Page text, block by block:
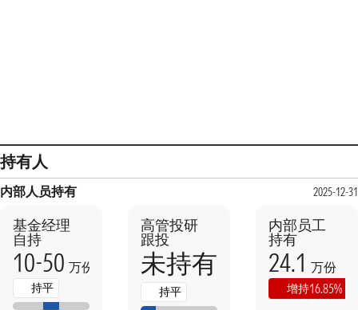
持有人
内部人员持有 2025-12-31
基金经理
自持
10-50 万份
持平
高管投研
跟投
未持有
持平
内部员工
持有
24.1 万份
增持16.85%